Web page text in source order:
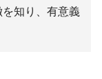
知り、有意義